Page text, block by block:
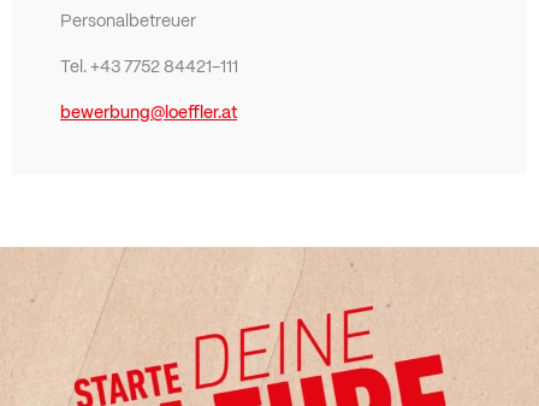
Personalbetreuer
Tel. +43 7752 84421-111
bewerbung@loeffler.at